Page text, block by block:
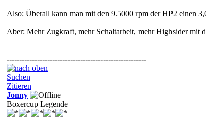
Also: Überall kann man mit den 9.5000 rpm der HP2 einen
Aber: Mehr Zugkraft, mehr Schaltarbeit, mehr Highsider mit
-------------------------------------------------------
Suchen
Zitieren
Jonny
Boxercup Legende